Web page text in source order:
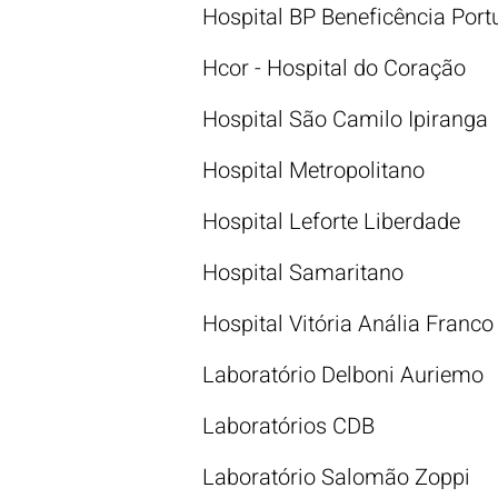
Hospital BP Beneficência
Hcor - Hospital do Coração
Hospital São Camilo Ipiranga
Hospital Metropolitano
Hospital Leforte Liberdade
Hospital Samaritano
Hospital Vitória Anália Franco
Laboratório Delboni Auriemo
Laboratórios CDB
Laboratório Salomão Zoppi